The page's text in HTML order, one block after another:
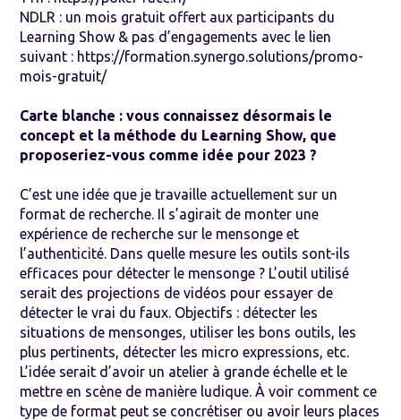
NDLR : un mois gratuit offert aux participants du
Learning Show & pas d’engagements avec le lien
suivant : https://formation.synergo.solutions/promo-
mois-gratuit/
Carte blanche : vous connaissez désormais le
concept et la méthode du Learning Show, que
proposeriez-vous comme idée pour 2023 ?
C’est une idée que je travaille actuellement sur un
format de recherche. Il s’agirait de monter une
expérience de recherche sur le mensonge et
l’authenticité. Dans quelle mesure les outils sont-ils
efficaces pour détecter le mensonge ? L’outil utilisé
serait des projections de vidéos pour essayer de
détecter le vrai du faux. Objectifs : détecter les
situations de mensonges, utiliser les bons outils, les
plus pertinents, détecter les micro expressions, etc.
L’idée serait d’avoir un atelier à grande échelle et le
mettre en scène de manière ludique. À voir comment ce
type de format peut se concrétiser ou avoir leurs places